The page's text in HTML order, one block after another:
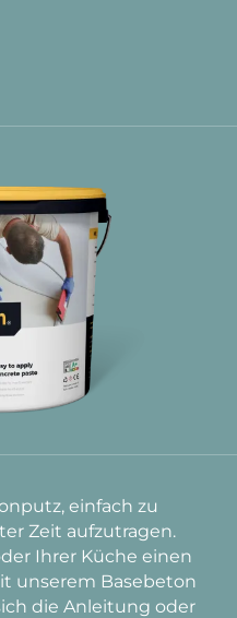
einfach zu
Zeit aufzutragen.
Ihrer Küche einen
unserem Basebeton
die Anleitung oder